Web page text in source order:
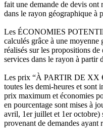
fait une demande de devis ont
dans le rayon géographique à
Les ÉCONOMIES
calculés grâce à une moyenne
réalisés sur les propositions
services dans le rayon à partir
Les prix “À PARTIR DE XX
toutes les demi-heures et sont
prix maximum et économies
en pourcentage sont mises à
avril, 1er juillet et 1er octobre)
provenant de demandes ayant